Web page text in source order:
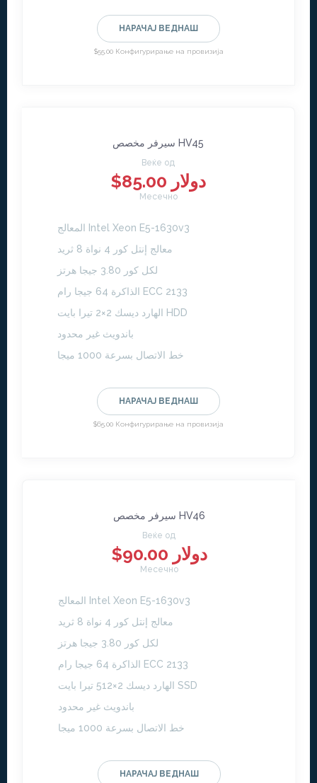
НАРАЧАЈ ВЕДНАШ
$55.00 Конфигурирање на провизија
سيرفر مخصص HV45
Веќе од
$85.00 دولار
Месечно
المعالج Intel Xeon E5-1630v3
معالج إنتل كور 4 نواة 8 ثريد
لكل كور 3.80 جيجا هرتز
الذاكرة 64 جيجا رام ECC 2133
الهارد ديسك 2×2 تيرا بايت HDD
باندويث غير محدود
خط الاتصال بسرعة 1000 ميجا
НАРАЧАЈ ВЕДНАШ
$65.00 Конфигурирање на провизија
سيرفر مخصص HV46
Веќе од
$90.00 دولار
Месечно
المعالج Intel Xeon E5-1630v3
معالج إنتل كور 4 نواة 8 ثريد
لكل كور 3.80 جيجا هرتز
الذاكرة 64 جيجا رام ECC 2133
الهارد ديسك 2×512 تيرا بايت SSD
باندويث غير محدود
خط الاتصال بسرعة 1000 ميجا
НАРАЧАЈ ВЕДНАШ